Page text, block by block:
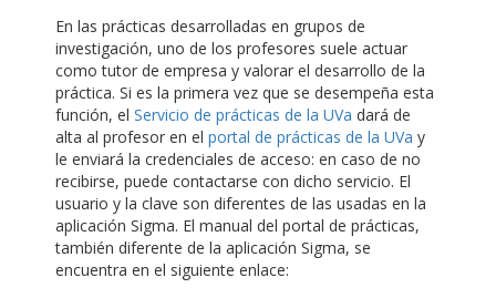
En las prácticas desarrolladas en grupos de
investigación, uno de los profesores suele actuar
como tutor de empresa y valorar el desarrollo de la
práctica. Si es la primera vez que se desempeña esta
función, el Servicio de prácticas de la UVa dará de
alta al profesor en el portal de prácticas de la UVa y
le enviará la credenciales de acceso: en caso de no
recibirse, puede contactarse con dicho servicio. El
usuario y la clave son diferentes de las usadas en la
aplicación Sigma. El manual del portal de prácticas,
también diferente de la aplicación Sigma, se
encuentra en el siguiente enlace: